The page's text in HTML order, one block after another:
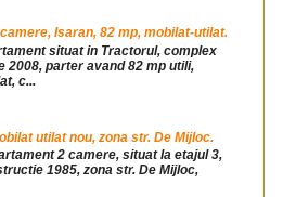
Isaran, 82 mp, mobilat-utilat.
situat in Tractorul, complex
2008, parter avand 82 mp utili,
c...
utilat nou, zona str. De Mijloc.
2 camere, situat la etajul 3,
1985, zona str. De Mijloc,